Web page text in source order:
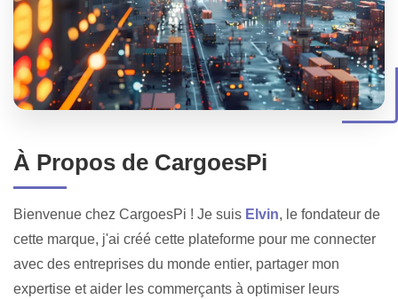
À Propos de CargoesPi
Bienvenue chez CargoesPi ! Je suis Elvin, le fondateur de
cette marque, j'ai créé cette plateforme pour me connecter
avec des entreprises du monde entier, partager mon
expertise et aider les commerçants à optimiser leurs